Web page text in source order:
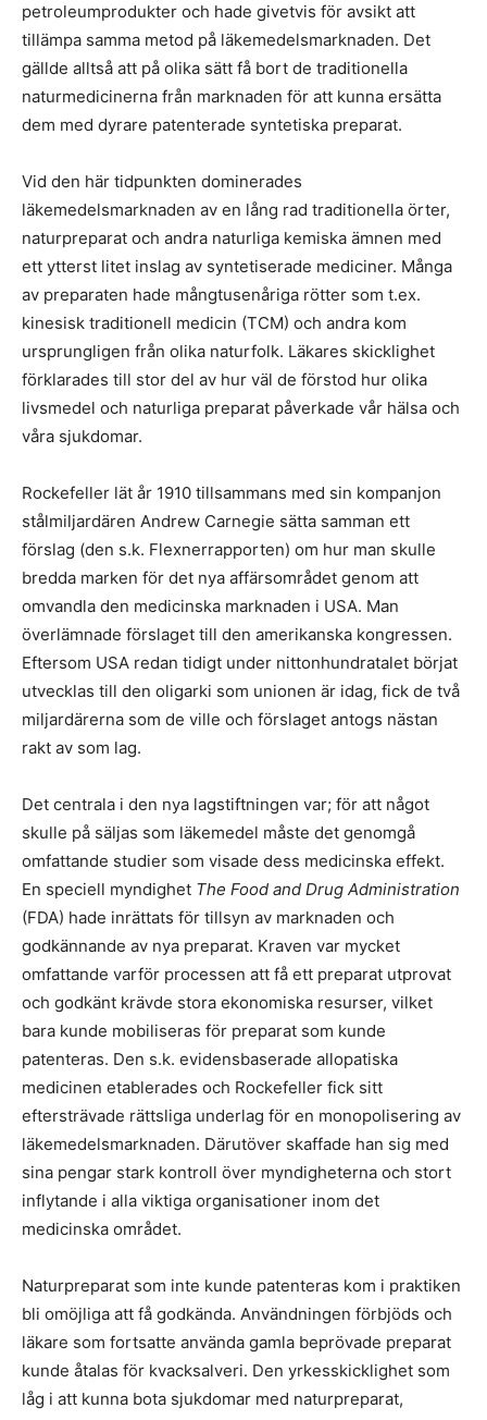
petroleumprodukter och hade givetvis för avsikt att
tillämpa samma metod på läkemedelsmarknaden. Det
gällde alltså att på olika sätt få bort de traditionella
naturmedicinerna från marknaden för att kunna ersätta
dem med dyrare patenterade syntetiska preparat.
Vid den här tidpunkten dominerades
läkemedelsmarknaden av en lång rad traditionella örter,
naturpreparat och andra naturliga kemiska ämnen med
ett ytterst litet inslag av syntetiserade mediciner. Många
av preparaten hade mångtusenåriga rötter som t.ex.
kinesisk traditionell medicin (TCM) och andra kom
ursprungligen från olika naturfolk. Läkares skicklighet
förklarades till stor del av hur väl de förstod hur olika
livsmedel och naturliga preparat påverkade vår hälsa och
våra sjukdomar.
Rockefeller lät år 1910 tillsammans med sin kompanjon
stålmiljardären Andrew Carnegie sätta samman ett
förslag (den s.k. Flexnerrapporten) om hur man skulle
bredda marken för det nya affärsområdet genom att
omvandla den medicinska marknaden i USA. Man
överlämnade förslaget till den amerikanska kongressen.
Eftersom USA redan tidigt under nittonhundratalet börjat
utvecklas till den oligarki som unionen är idag, fick de två
miljardärerna som de ville och förslaget antogs nästan
rakt av som lag.
Det centrala i den nya lagstiftningen var; för att något
skulle på säljas som läkemedel måste det genomgå
omfattande studier som visade dess medicinska effekt.
En speciell myndighet The Food and Drug Administration
(FDA) hade inrättats för tillsyn av marknaden och
godkännande av nya preparat. Kraven var mycket
omfattande varför processen att få ett preparat utprovat
och godkänt krävde stora ekonomiska resurser, vilket
bara kunde mobiliseras för preparat som kunde
patenteras. Den s.k. evidensbaserade allopatiska
medicinen etablerades och Rockefeller fick sitt
eftersträvade rättsliga underlag för en monopolisering av
läkemedelsmarknaden. Därutöver skaffade han sig med
sina pengar stark kontroll över myndigheterna och stort
inflytande i alla viktiga organisationer inom det
medicinska området.
Naturpreparat som inte kunde patenteras kom i praktiken
bli omöjliga att få godkända. Användningen förbjöds och
läkare som fortsatte använda gamla beprövade preparat
kunde åtalas för kvacksalveri. Den yrkesskicklighet som
låg i att kunna bota sjukdomar med naturpreparat,